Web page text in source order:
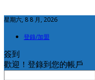
星期六, 8 8 月, 2026
登錄/加盟
簽到
歡迎！登錄到您的帳戶